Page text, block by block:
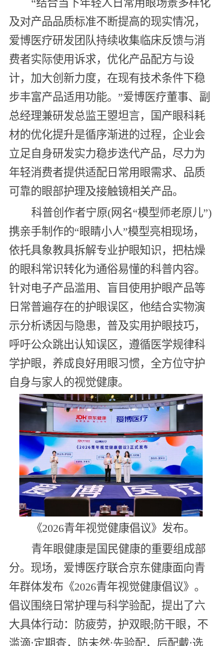
“结合当下年轻人日常用眼场景多样化
及对产品品质标准不断提高的现实情况，
爱博医疗研发团队持续收集临床反馈与消
费者实际使用诉求，优化产品配方与设
计，加大创新力度，在现有技术条件下稳
步丰富产品适用功能。”爱博医疗董事、副
总经理兼研发总监王曌坦言，国产眼科耗
材的优化提升是循序渐进的过程，企业会
立足自身研发实力稳步迭代产品，尽力为
年轻消费者提供适配日常用眼需求、品质
可靠的眼部护理及接触镜相关产品。
科普创作者宁原(网名“模型师老原儿”)
携亲手制作的“眼睛小人”模型亮相现场，
依托具象教具拆解专业护眼知识，把枯燥
的眼科常识转化为通俗易懂的科普内容。
针对电子产品滥用、盲目使用护眼产品等
日常普遍存在的护眼误区，他结合实物演
示分析诱因与隐患，普及实用护眼技巧，
呼吁公众跳出认知误区，遵循医学规律科
学护眼，养成良好用眼习惯，全方位守护
自身与家人的视觉健康。
《2026青年视觉健康倡议》发布。
青年眼健康是国民健康的重要组成部
分。现场，爱博医疗联合京东健康面向青
年群体发布《2026青年视觉健康倡议》。
倡议围绕日常护理与科学验配，提出了六
大具体行动：防疲劳，护双眼;防干眼，不
滥滴;定期查，防未然;先验配，后配戴;选